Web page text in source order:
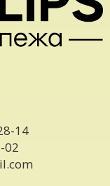
14
02